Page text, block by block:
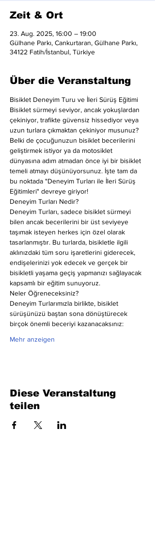
Zeit & Ort
23. Aug. 2025, 16:00 – 19:00
Gülhane Parkı, Cankurtaran, Gülhane Parkı,
34122 Fatih/İstanbul, Türkiye
Über die Veranstaltung
Bisiklet Deneyim Turu ve İleri Sürüş Eğitimi
Bisiklet sürmeyi seviyor, ancak yokuşlardan
çekiniyor, trafikte güvensiz hissediyor veya
uzun turlara çıkmaktan çekiniyor musunuz?
Belki de çocuğunuzun bisiklet becerilerini
geliştirmek istiyor ya da motosiklet
dünyasına adım atmadan önce iyi bir bisiklet
temeli atmayı düşünüyorsunuz. İşte tam da
bu noktada "Deneyim Turları ile İleri Sürüş
Eğitimleri" devreye giriyor!
Deneyim Turları Nedir?
Deneyim Turları, sadece bisiklet sürmeyi
bilen ancak becerilerini bir üst seviyeye
taşımak isteyen herkes için özel olarak
tasarlanmıştır. Bu turlarda, bisikletle ilgili
aklınızdaki tüm soru işaretlerini giderecek,
endişelerinizi yok edecek ve gerçek bir
bisikletli yaşama geçiş yapmanızı sağlayacak
kapsamlı bir eğitim sunuyoruz.
Neler Öğreneceksiniz?
Deneyim Turlarımızla birlikte, bisiklet
sürüşünüzü baştan sona dönüştürecek
birçok önemli beceriyi kazanacaksınız:
Mehr anzeigen
Diese Veranstaltung
teilen